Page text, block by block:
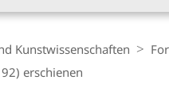
Kunstwissenschaften
erschienen